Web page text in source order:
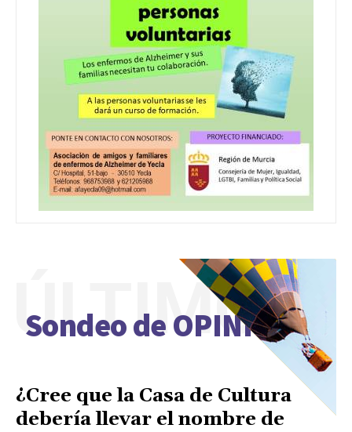
Sondeo de OPINIÓN
ÚLTIMO
¿Cree que la Casa de Cultura
debería llevar el nombre de